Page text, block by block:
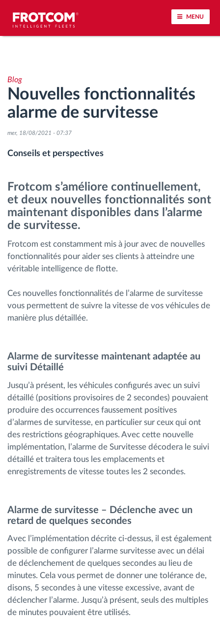
MENU
Analyse du comportement de conduite
Gestion de la main-d’œuvre
Contrôle d'accès
Gestion de carburant
Planification et suivi d'itinéraire
Découvrez toutes les caractéristiques
Comment nous résolvons chaques besoins
Calculatrice d’économies
Blog
Nouvelles fonctionnalités
alarme de survitesse
mer, 18/08/2021 - 07:37
Conseils et perspectives
Frotcom s’améliore continuellement,
et deux nouvelles fonctionnalités sont
maintenant disponibles dans l’alarme
de survitesse.
Frotcom est constamment mis à jour avec de nouvelles
fonctionnalités pour aider ses clients à atteindre une
véritable intelligence de flotte.
Ces nouvelles fonctionnalités de l’alarme de survitesse
vous permettent de suivre la vitesse de vos véhicules de
manière plus détaillée.
Alarme de survitesse maintenant adaptée au
suivi Détaillé
Jusqu’à présent, les véhicules configurés avec un suivi
détaillé (positions provisoires de 2 secondes) pouvaient
produire des occurrences faussement positives
d’alarmes de survitesse, en particulier sur ceux qui ont
des restrictions géographiques. Avec cette nouvelle
implémentation, l’alarme de Survitesse décodera le suivi
détaillé et traitera tous les emplacements et
enregistrements de vitesse toutes les 2 secondes.
Alarme de survitesse – Déclenche avec un
retard de quelques secondes
Avec l’implémentation décrite ci-dessus, il est également
possible de configurer l’alarme survitesse avec un délai
de déclenchement de quelques secondes au lieu de
minutes. Cela vous permet de donner une tolérance de,
disons, 5 secondes à une vitesse excessive, avant de
déclencher l’alarme. Jusqu’à présent, seuls des multiples
de minutes pouvaient être utilisés.